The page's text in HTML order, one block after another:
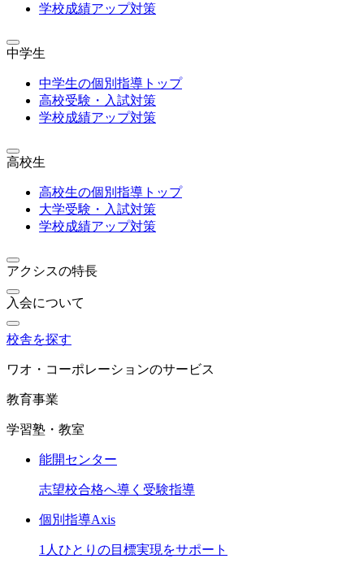
学校成績アップ対策
中学生
中学生の個別指導トップ
高校受験・入試対策
学校成績アップ対策
高校生
高校生の個別指導トップ
大学受験・入試対策
学校成績アップ対策
アクシスの特長
入会について
校舎を探す
ワオ・コーポレーションのサービス
教育事業
学習塾・教室
能開センター
志望校合格へ導く受験指導
個別指導Axis
1人ひとりの目標実現をサポート